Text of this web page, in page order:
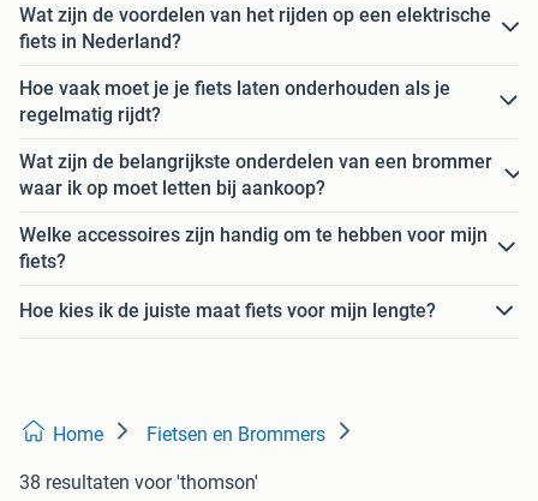
Wat zijn de voordelen van het rijden op een elektrische
fiets in Nederland?
Hoe vaak moet je je fiets laten onderhouden als je
regelmatig rijdt?
Wat zijn de belangrijkste onderdelen van een brommer
waar ik op moet letten bij aankoop?
Welke accessoires zijn handig om te hebben voor mijn
fiets?
Hoe kies ik de juiste maat fiets voor mijn lengte?
Home Fietsen en Brommers
38 resultaten voor 'thomson'